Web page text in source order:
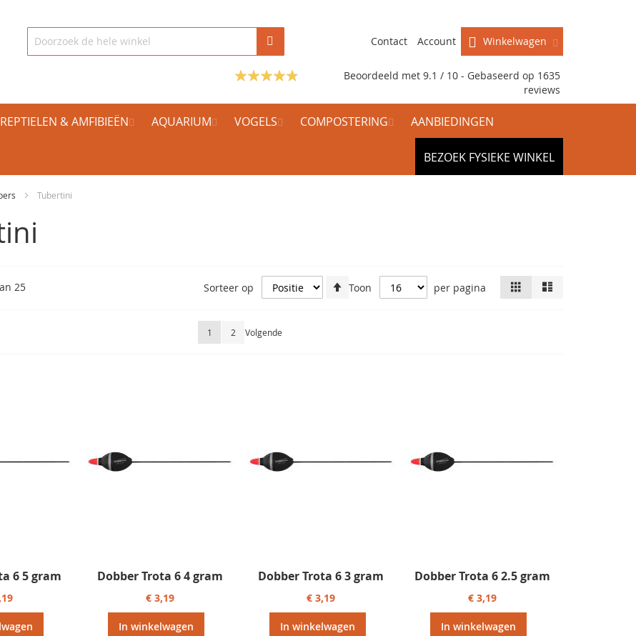
Winkelwagen
Contact Account
Beoordeeld met 9.1 / 10 - Gebaseerd op 1635
reviews
REPTIELEN & AMFIBIEËN AQUARIUM VOGELS COMPOSTERING AANBIEDINGEN
BEZOEK FYSIEKE WINKEL
Tubertini
Tonen
als
Foto-
tabel
25 Toon per pagina
Sorteer op
Van
hoog
Pagina
U lees momenteel pagina
1 Pagina
2 Pagina
Volgende
6 5 gram Dobber Trota 6 4 gram
€ 3,19
In winkelwagen
Dobber Trota 6 3 gram
€ 3,19
In winkelwagen
Dobber Trota 6 2.5 gram
€ 3,19
In winkelwagen